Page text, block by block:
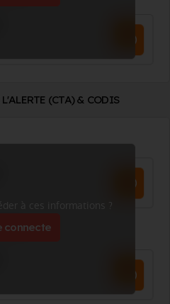
(CTA) & CODIS
à ces informations ?
connecte